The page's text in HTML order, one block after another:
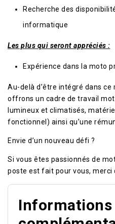
Recherche des
informatique
Les plus qui seront appréciés :
Expérience dans la moto
Au-delà d’être intégré dans ce
offrons un cadre de travail
lumineux et climatisés,
fonctionnel) ainsi qu’une
Envie d’un nouveau défi ?
Si vous êtes passionnés de
poste est fait pour vous, merci
Informations